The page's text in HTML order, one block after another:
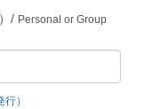
/ Personal or Group
）